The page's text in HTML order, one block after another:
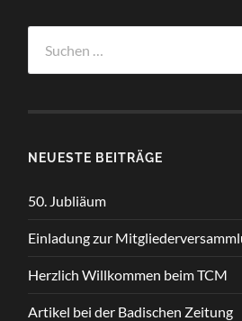
nach:
NEUESTE BEITRÄGE
50. Jubliäum
Einladung zur
Herzlich Willkommen beim TCM
Artikel bei der Badischen Zeitung